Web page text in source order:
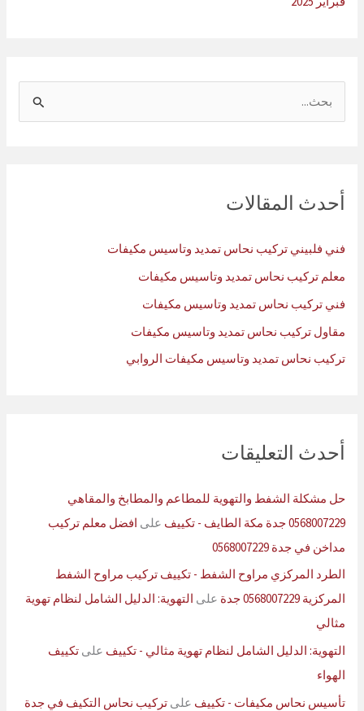
ث
عأحدث المقالات
فني فلبيني تركيب نحاس تمديد وتاسيس مكيفات
معلم تركيب نحاس تمديد وتاسيس مكيفات
فني تركيب نحاس تمديد وتاسيس مكيفات
مقاول تركيب نحاس تمديد وتاسيس مكيفات
تركيب نحاس تمديد وتاسيس مكيفات الروابي
أحدث التعليقات
حل مشكلة الشفط والتهوية للمطاعم والمطابخ والمقاهي
0568007229 جدة مكة الطايف - تكييف
على افضل معلم تركيب
مداخن في جدة 0568007229
الطرد المركزي مراوح الشفط - تكييف تركيب مراوح الشفط
المركزية 0568007229 جدة
على التهوية: الدليل الشامل لنظام تهوية
مثالي
التهوية: الدليل الشامل لنظام تهوية مثالي - تكييف علىتكييف
الهواء
تأسيس نحاس مكيفات - تكييف علىتركيب نحاس التكيف في جدة